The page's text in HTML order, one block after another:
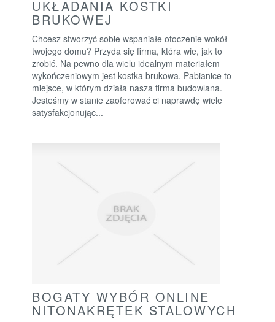
UKŁADANIA KOSTKI
BRUKOWEJ
Chcesz stworzyć sobie wspaniałe otoczenie wokół
twojego domu? Przyda się firma, która wie, jak to
zrobić. Na pewno dla wielu idealnym materiałem
wykończeniowym jest kostka brukowa. Pabianice to
miejsce, w którym działa nasza firma budowlana.
Jesteśmy w stanie zaoferować ci naprawdę wiele
satysfakcjonując...
BOGATY WYBÓR ONLINE
NITONAKRĘTEK STALOWYCH